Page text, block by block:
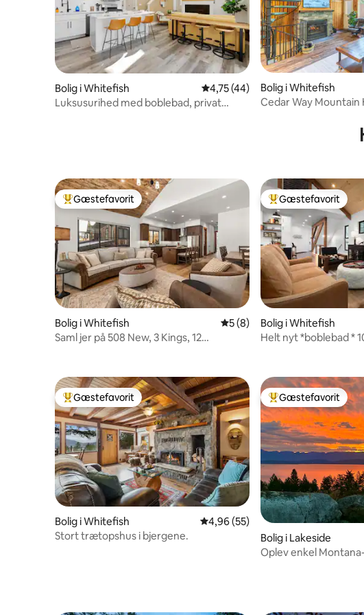
Bolig i Whitefish 4,75 ud af 5 i gennemsnitlig
4,75 (44)
Luksusurihed med boblebad, privat
Bolig i Whitefish
Cedar Way Mountain
Bedste gæstefavorit
Gæstefavorit
Bolig i Whitefish 5 ud af 5 i gennemsnitlig
5 (8)
Saml jer på 508 New, 3 Kings, 12
Bedste gæstefavorit
Gæstefavorit
Bolig i Whitefish
Helt nyt *boblebad *
Bedste gæstefavorit
Gæstefavorit
Bolig i Whitefish 4,96 ud af 5 i gennemsnitlig
4,96 (55)
Stort trætopshus i bjergene.
Bedste gæstefavorit
Gæstefavorit
Bolig i Lakeside
Oplev enkel